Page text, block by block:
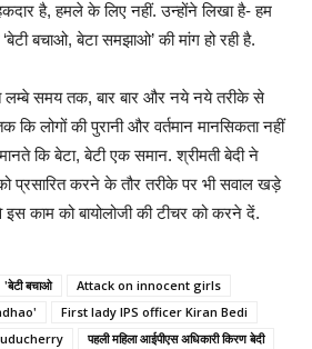
हकदार है, हमले के लिए नहीं. उन्होंने लिखा है- हम
बचाओ, बेटा समझाओ’ की मांग हो रही है.
लम्बे समय तक, बार बार और नये नये तरीके से
लोगों की पुरानी और वर्तमान मानसिकता नहीं
कि बेटा, बेटी एक समान. श्रीमती बेदी ने
प्रसारित करने के तौर तरीके पर भी सवाल खड़े
इस काम को बायोलोजी की टीचर को करने दें.
'बेटी बचाओ
Attack on innocent girls
First lady IPS officer Kiran Bedi
पहली महिला आईपीएस अधिकारी किरण बेदी